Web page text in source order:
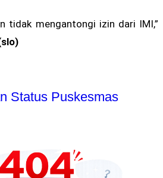
tidak mengantongi izin dari IMI,”
Status Puskesmas